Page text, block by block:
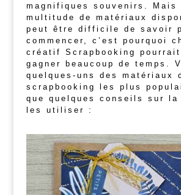
magnifiques souvenirs. Mais
multitude de matériaux
peut être difficile de savoir
commencer, c’est pourquoi
créatif Scrapbooking
gagner beaucoup de temps.
quelques-uns des matériaux
scrapbooking les plus
que quelques conseils sur la
les utiliser :